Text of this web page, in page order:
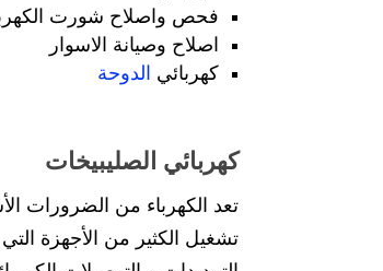
فحص واصلاح شورت
اصلاح وصيانة الاسوار
كهربائي الدوحة
كهربائي الصليبيخات
تعد الكهرباء من الضرورات
تشغيل الكثير من الأجهزة